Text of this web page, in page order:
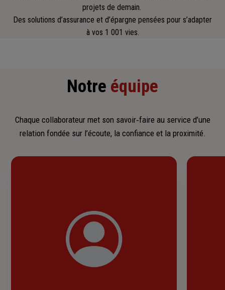
projets de demain.
Des solutions d’assurance et d’épargne pensées pour s’adapter
à vos 1 001 vies.
Notre équipe
Chaque collaborateur met son savoir‑faire au service d’une
relation fondée sur l’écoute, la confiance et la proximité.